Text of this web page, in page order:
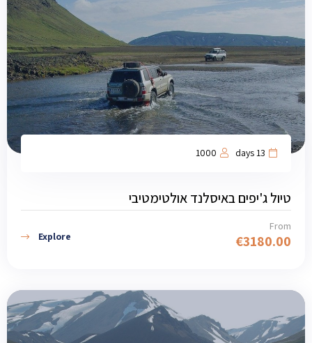
13 days
1000
טיול ג'יפים באיסלנד אולטימטיבי
From
€3180.00
Explore